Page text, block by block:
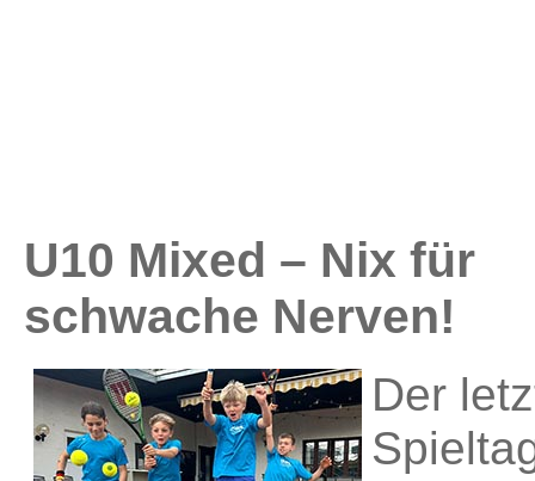
U10 Mixed – Nix für
schwache Nerven!
Der